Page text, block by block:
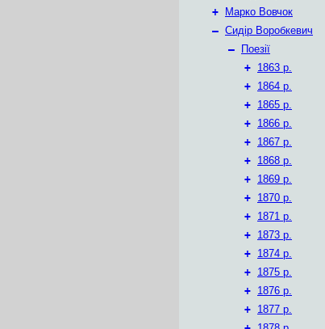
+
Марко Вовчок
– Сидір Воробкевич
–
Поезії
+ 1863 р.
+ 1864 р.
+ 1865 р.
+ 1866 р.
+ 1867 р.
+ 1868 р.
+ 1869 р.
+ 1870 р.
+ 1871 р.
+ 1873 р.
+ 1874 р.
+ 1875 р.
+ 1876 р.
+ 1877 р.